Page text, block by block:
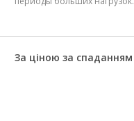
За ціною за спаданням